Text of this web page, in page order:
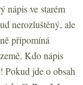
nápis ve starém
nerozluštěný, ale
připomíná
Kdo nápis
Pokud jde o obsah